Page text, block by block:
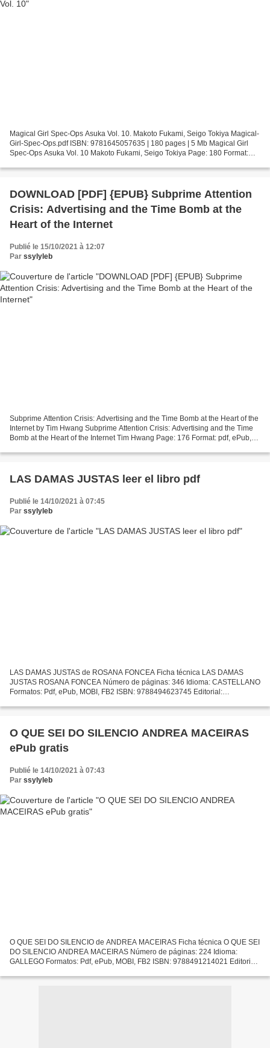
Magical Girl Spec-Ops Asuka Vol. 10. Makoto Fukami, Seigo Tokiya Magical-
Girl-Spec-Ops.pdf ISBN: 9781645057635 | 180 pages | 5 Mb Magical Girl
Spec-Ops Asuka Vol. 10 Makoto Fukami, Seigo Tokiya Page: 180 Format:
DOWNLOAD [PDF] {EPUB} Subprime Attention
Crisis: Advertising and the Time Bomb at the
Heart of the Internet
Publié le 15/10/2021 à 12:07
Par ssylyleb
Subprime Attention Crisis: Advertising and the Time Bomb at the Heart of the
Internet by Tim Hwang Subprime Attention Crisis: Advertising and the Time
Bomb at the Heart of the Internet Tim Hwang Page: 176 Format: pdf, ePub,
LAS DAMAS JUSTAS leer el libro pdf
Publié le 14/10/2021 à 07:45
Par ssylyleb
LAS DAMAS JUSTAS de ROSANA FONCEA Ficha técnica LAS DAMAS
JUSTAS ROSANA FONCEA Número de páginas: 346 Idioma: CASTELLANO
Formatos: Pdf, ePub, MOBI, FB2 ISBN: 9788494623745 Editorial:
descarga...
O QUE SEI DO SILENCIO ANDREA MACEIRAS
ePub gratis
Publié le 14/10/2021 à 07:43
Par ssylyleb
O QUE SEI DO SILENCIO de ANDREA MACEIRAS Ficha técnica O QUE SEI
DO SILENCIO ANDREA MACEIRAS Número de páginas: 224 Idioma:
GALLEGO Formatos: Pdf, ePub, MOBI, FB2 ISBN: 9788491214021 Editorial: